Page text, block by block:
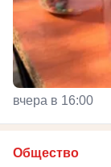
вчера в 16:00
Общество